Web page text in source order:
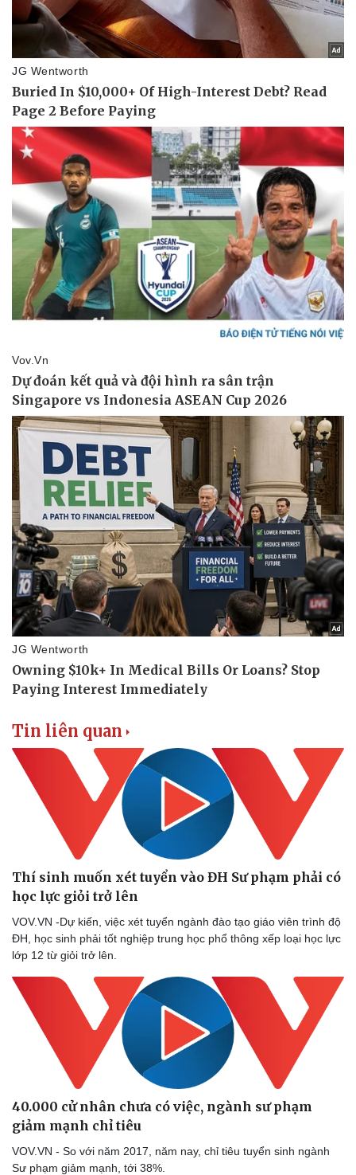
Doanh nghiệp
Thông tin doanh nghiệp
Vì cộng đồng
Công nghệ
Sành điệu
Tin Công nghệ
Tin liên quan
Thí sinh muốn xét tuyển vào ĐH Sư phạm phải có
học lực giỏi trở lên
VOV.VN -Dự kiến, việc xét tuyển ngành đào tạo giáo viên trình độ
ĐH, học sinh phải tốt nghiệp trung học phổ thông xếp loại học lực
lớp 12 từ giỏi trở lên.
40.000 cử nhân chưa có việc, ngành sư phạm
giảm mạnh chỉ tiêu
VOV.VN - So với năm 2017, năm nay, chỉ tiêu tuyển sinh ngành
Sư phạm giảm mạnh, tới 38%.